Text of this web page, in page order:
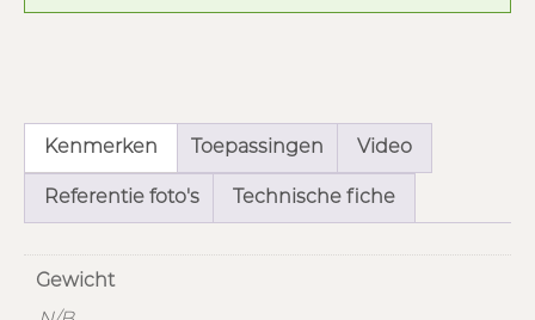
Kenmerken Toepassingen Video
Referentie foto's Technische fiche
Gewicht